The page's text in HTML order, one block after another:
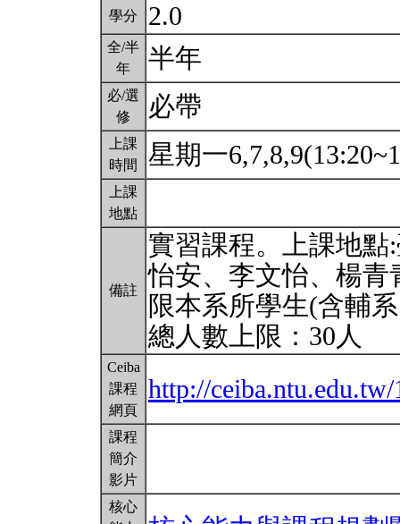
學分 2.0
全/半
年
半年
必/選
修
必帶
上課
時間
星期一
上課
地點
備註
實習課程。上課地
怡安、李文怡、楊
限本系所學生(含輔
總人數上限：30人
Ceiba
課程
網頁
http://
課程
簡介
影片
核心